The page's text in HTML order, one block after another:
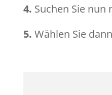
4. Suchen Sie nun
5. Wählen Sie